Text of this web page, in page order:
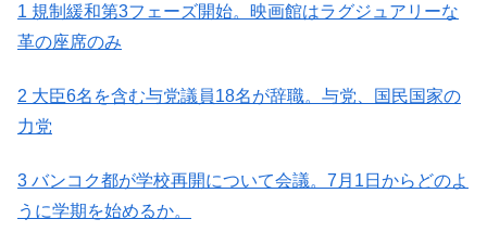
1 規制緩和第3フェーズ開始。映画館はラグジュアリーな
革の座席のみ
2 大臣6名を含む与党議員18名が辞職。与党、国民国家の
力党
3 バンコク都が学校再開について会議。7月1日からどのよ
うに学期を始めるか。